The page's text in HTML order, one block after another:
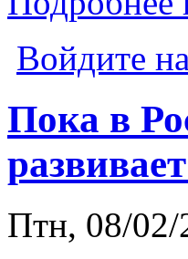
Войдите
Пока в
Птн, 08/02/